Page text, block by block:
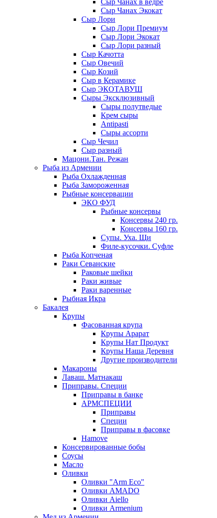
Сыр Чанах в ведре
Сыр Чанах Экокат
Сыр Лори
Сыр Лори Премиум
Сыр Лори Экокат
Сыр Лори разный
Сыр Качотта
Сыр Овечий
Сыр Козий
Сыр в Керамике
Сыр ЭКОТАВУШ
Сыры Эксклюзивный
Сыры полутведые
Крем сыры
Antipasti
Сыры ассорти
Сыр Чечил
Сыр разный
Мацони.Тан. Режан
Рыба из Армении
Рыба Охлажденная
Рыба Замороженная
Рыбные консервации
ЭКО ФУД
Рыбные консервы
Консервы 240 гр.
Консервы 160 гр.
Супы. Уха. Щи
Филе-кусочки. Суфле
Рыба Копченая
Раки Севанские
Раковые шейки
Раки живые
Раки варенные
Рыбная Икра
Бакалея
Крупы
Фасованная крупа
Крупы Арарат
Крупы Нат Продукт
Крупы Наша Деревня
Другие производители
Макароны
Лаваш. Матнакаш
Приправы. Специи
Приправы в банке
АРМСПЕЦИИ
Приправы
Специи
Приправы в фасовке
Hamove
Консервированные бобы
Соусы
Масло
Оливки
Оливки "Arm Eco"
Оливки AMADO
Оливки Aiello
Оливки Armenium